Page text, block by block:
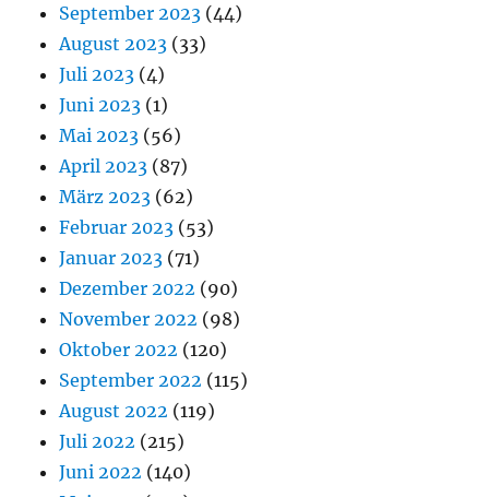
September 2023 (44)
August 2023 (33)
Juli 2023 (4)
Juni 2023 (1)
Mai 2023 (56)
April 2023 (87)
März 2023 (62)
Februar 2023 (53)
Januar 2023 (71)
Dezember 2022 (90)
November 2022 (98)
Oktober 2022 (120)
September 2022 (115)
August 2022 (119)
Juli 2022 (215)
Juni 2022 (140)